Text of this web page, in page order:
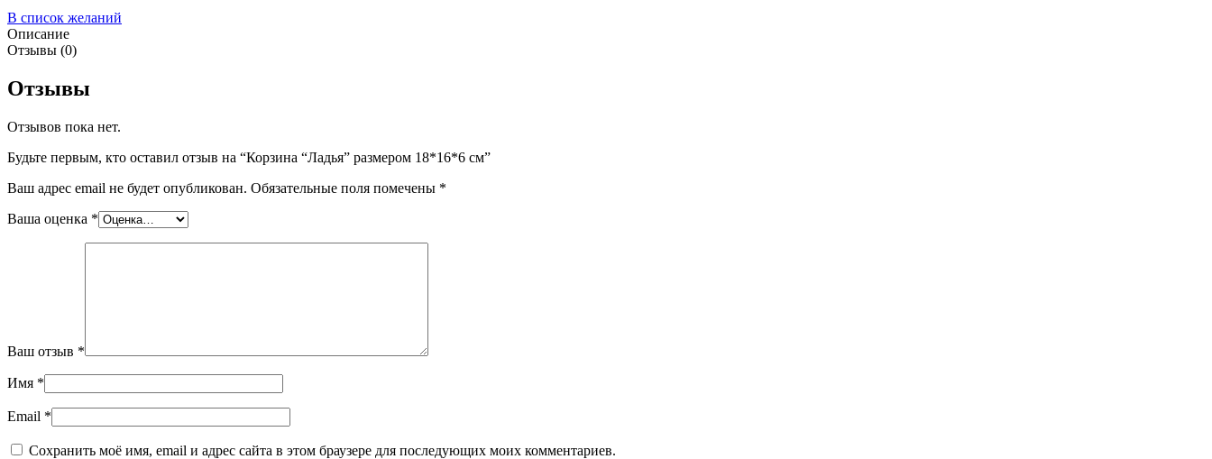
В список желаний
Описание
Отзывы (0)
Отзывы
Отзывов пока нет.
Будьте первым, кто оставил отзыв на “Корзина “Ладья” размером 18*16*6 см”
Ваш адрес email не будет опубликован. Обязательные поля помечены *
Ваша оценка *
Ваш отзыв *
Имя *
Email *
Сохранить моё имя, email и адрес сайта в этом браузере для последующих моих комментариев.